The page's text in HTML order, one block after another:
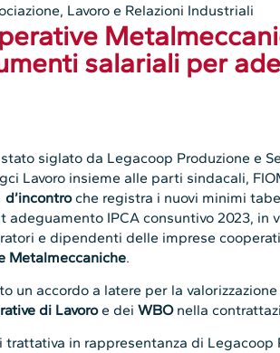
, Lavoro e Relazioni Industriali
salariali per
siglato da Legacoop Produzione e
Lavoro insieme alle parti sindacali,
che registra i nuovi minimi
IPCA consuntivo 2023, in
e dipendenti delle imprese
Metalmeccaniche.
un accordo a latere per la
di Lavoroe deiWBOnella
trattativa in rappresentanza di Legacoop